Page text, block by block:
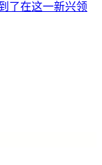
了在这一新兴领